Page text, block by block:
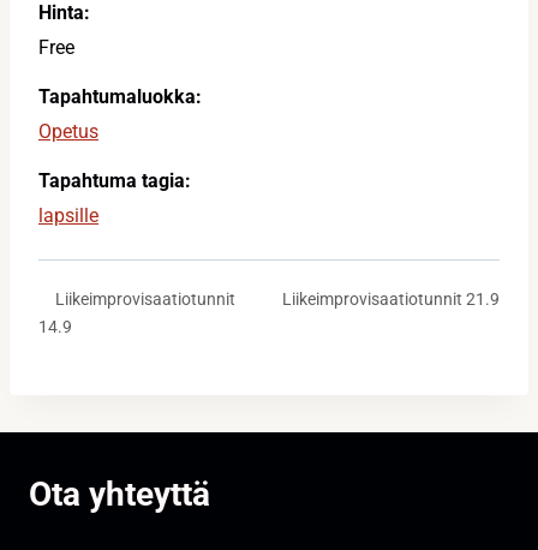
Hinta:
Free
Tapahtumaluokka:
Opetus
Tapahtuma tagia:
lapsille
Liikeimprovisaatiotunnit
14.9
Liikeimprovisaatiotunnit 21.9
Ota yhteyttä